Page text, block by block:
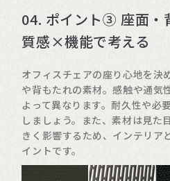
04. ポイント③ 座面・
質感×機能で考える
オフィスチェアの座り心地を決
や背もたれの素材。感触や通気
よって異なります。耐久性や必
しましょう。また、素材は見た
きく影響するため、インテリア
イントです。